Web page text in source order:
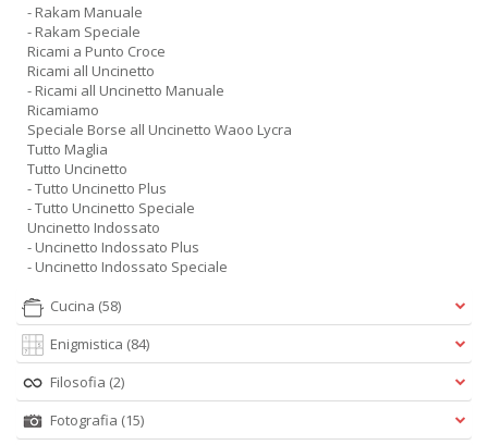
- Rakam Manuale
- Rakam Speciale
Ricami a Punto Croce
Ricami all Uncinetto
- Ricami all Uncinetto Manuale
Ricamiamo
Speciale Borse all Uncinetto Waoo Lycra
Tutto Maglia
Tutto Uncinetto
- Tutto Uncinetto Plus
- Tutto Uncinetto Speciale
Uncinetto Indossato
- Uncinetto Indossato Plus
- Uncinetto Indossato Speciale
Cucina (58)
Enigmistica (84)
Filosofia (2)
Fotografia (15)